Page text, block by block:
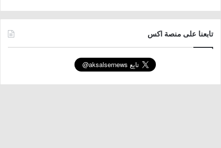
تابعنا على منصة اكس